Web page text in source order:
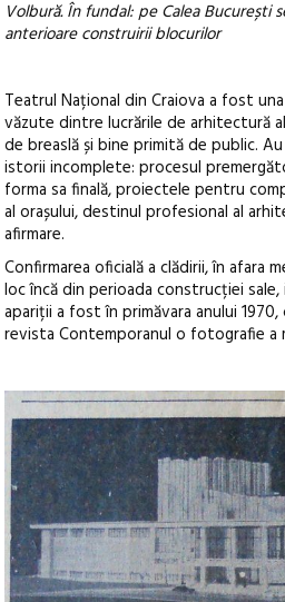
Volbură. În fundal: pe Calea
anterioare construirii blocurilor
Teatrul Național din Craiova a fost
văzute dintre lucrările de arhitectură
de breaslă și bine primită de public.
istorii incomplete: procesul
forma sa finală, proiectele pentru
al orașului, destinul profesional al
afirmare.
Confirmarea oficială a clădirii, în afara
loc încă din perioada construcției
apariții a fost în primăvara anului
revista Contemporanul o fotografie a